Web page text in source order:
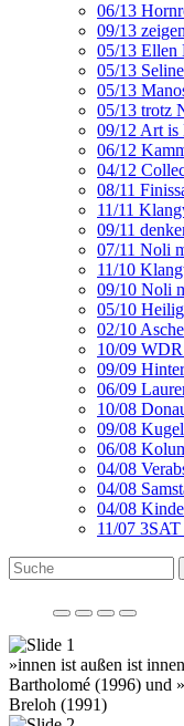
06/13
09/13
05/13 Ellen
05/13
05/13
05/13 trotz
09/12 Art
06/12
04/12
08/11
11/11
09/11
07/11 Noli
11/10
09/10 Noli
05/10
02/10
10/09
09/09
06/09
10/08
09/08
06/08
04/08
04/08
04/08
11/07
»innen ist außen ist
Bartholomé (1996) und
Breloh (1991)